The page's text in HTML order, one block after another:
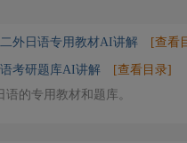
外日语专用教材AI讲解 [查看
考研题库AI讲解
[查看目录]
的专用教材和题库。